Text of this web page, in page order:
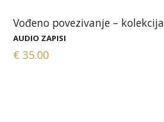
Vođeno povezivanje – kolekcija
AUDIO ZAPISI
€ 35.00